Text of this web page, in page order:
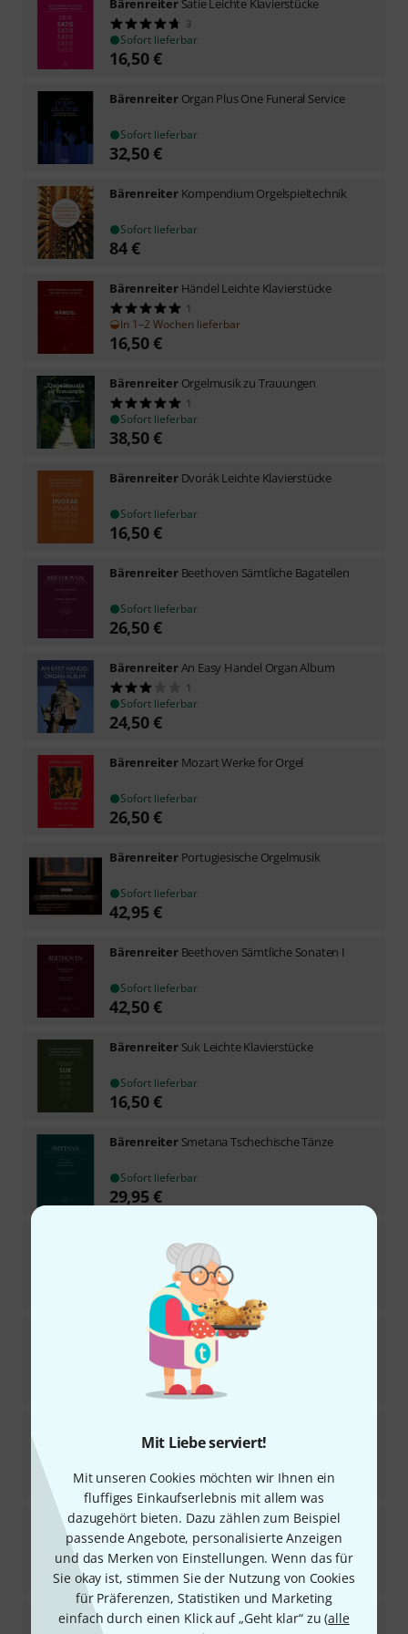
Mit Liebe serviert!
Mit unseren Cookies möchten wir Ihnen ein
fluffiges Einkaufserlebnis mit allem was
dazugehört bieten. Dazu zählen zum Beispiel
passende Angebote, personalisierte Anzeigen
und das Merken von Einstellungen. Wenn das für
Sie okay ist, stimmen Sie der Nutzung von Cookies
für Präferenzen, Statistiken und Marketing
einfach durch einen Klick auf „Geht klar“ zu (alle
3
Sofort lieferbar
16,50€
Bärenreiter Organ Plus One Funeral Service
Sofort lieferbar
32,50€
Bärenreiter Kompendium Orgelspieltechnik
Sofort lieferbar
84€
Bärenreiter Händel Leichte Klavierstücke
1
In 1–2 Wochen lieferbar
16,50€
Bärenreiter Orgelmusik zu Trauungen
1
Sofort lieferbar
38,50€
Bärenreiter Dvorák Leichte Klavierstücke
Sofort lieferbar
16,50€
Bärenreiter Beethoven Sämtliche Bagatellen
Sofort lieferbar
26,50€
BärenreiterAn Easy Handel Organ Album
1
Sofort lieferbar
24,50€
Bärenreiter Mozart Werke for Orgel
Sofort lieferbar
26,50€
Bärenreiter Portugiesische Orgelmusik
Sofort lieferbar
42,95€
Bärenreiter Beethoven Sämtliche Sonaten I
Sofort lieferbar
42,50€
Bärenreiter Suk Leichte Klavierstücke
Sofort lieferbar
16,50€
Bärenreiter Smetana Tschechische Tänze
Sofort lieferbar
29,95€
Sofort lieferbar
€
Bärenreiter Mussorgski Bilder Ausstellung
Sofort lieferbar
€
30,95 €
Bärenreiter Mozart Klavierkonzert KV 415
Sofort lieferbar
24,95€
Bärenreiter Myslivecek 6 Leichte Sonaten